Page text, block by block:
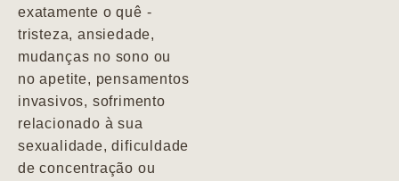
exatamente o quê -
tristeza, ansiedade,
mudanças no sono ou
no apetite, pensamentos
invasivos, sofrimento
relacionado à sua
sexualidade, dificuldade
de concentração ou